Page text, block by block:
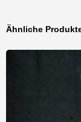
Ähnliche